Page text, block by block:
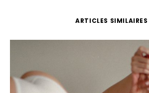
ARTICLES SIMILAIRES